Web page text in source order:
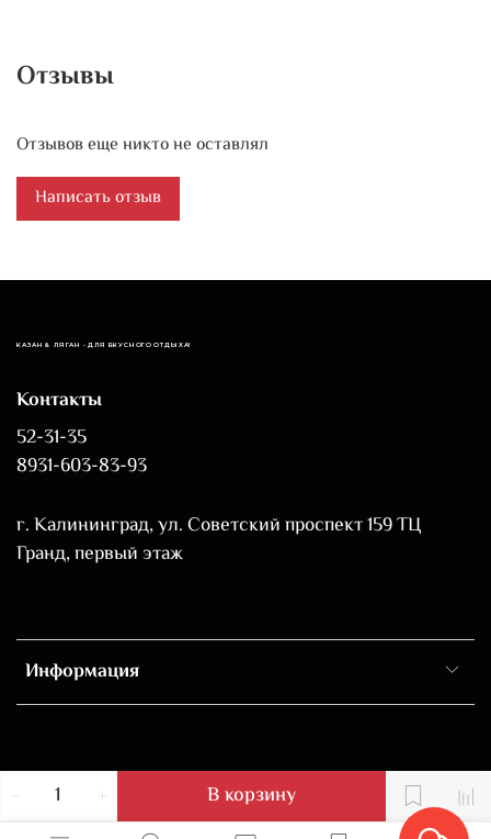
В корзину
Отзывы
Отзывов еще никто не оставлял
Написать отзыв
КАЗАН & ЛЯГАН - ДЛЯ ВКУСНОГО ОТДЫХА!
Информация
Контакты
52-31-35
8931-603-83-93
г. Калининград, ул. Советский проспект 159 ТЦ
Гранд, первый этаж